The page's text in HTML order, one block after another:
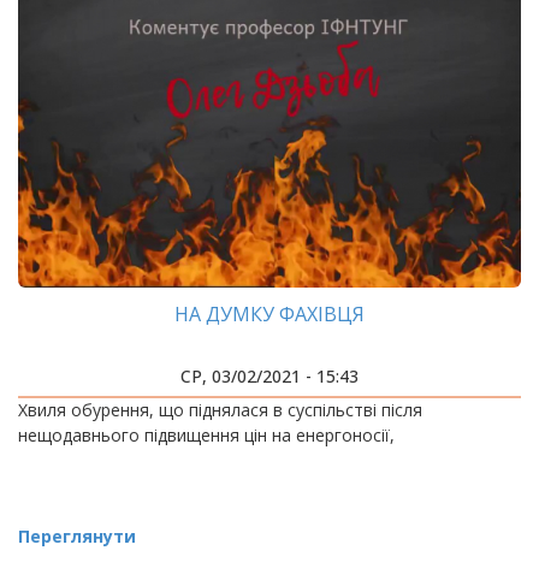
НА ДУМКУ ФАХІВЦЯ
СР, 03/02/2021 - 15:43
​​​​​​​Хвиля обурення, що піднялася в суспільстві після
нещодавнього підвищення цін на енергоносії,
Переглянути